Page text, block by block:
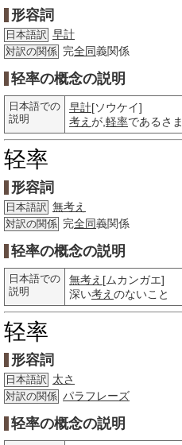
形容詞
日本語訳 早計
対訳の関係 完全同義関係
轻率の概念の説明
日本語での
説明
早計[ソウケイ]
考え が, 軽率であるさま
轻率
形容詞
日本語訳 無考え
対訳の関係 完全同義関係
轻率の概念の説明
日本語での
説明
無考え [ムカンガエ]
深い考え のないこと
轻率
形容詞
日本語訳 太さ
対訳の関係 パラフレーズ
轻率の概念の説明